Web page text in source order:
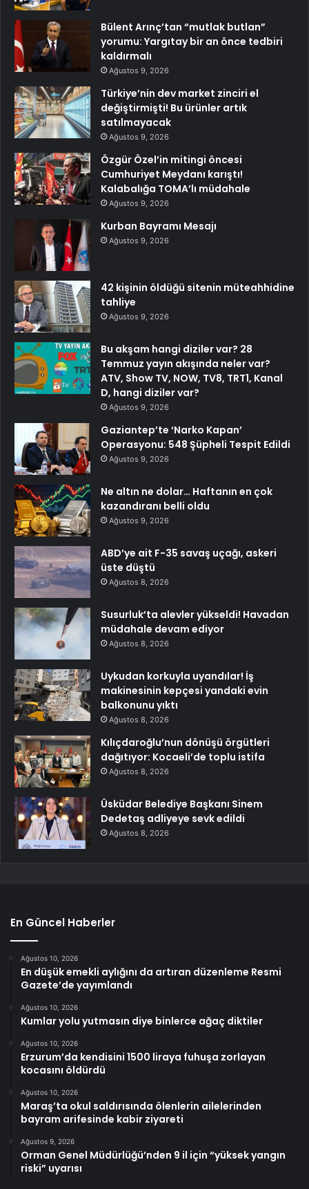
Bülent Arınç’tan “mutlak butlan”
yorumu: Yargıtay bir an önce tedbiri
kaldırmalı
Ağustos 9, 2026
Türkiye’nin dev market zinciri el
değiştirmişti! Bu ürünler artık
satılmayacak
Ağustos 9, 2026
Özgür Özel’in mitingi öncesi
Cumhuriyet Meydanı karıştı!
Kalabalığa TOMA’lı müdahale
Ağustos 9, 2026
Kurban Bayramı Mesajı
Ağustos 9, 2026
42 kişinin öldüğü sitenin müteahhidine
tahliye
Ağustos 9, 2026
Bu akşam hangi diziler var? 28
Temmuz yayın akışında neler var?
ATV, Show TV, NOW, TV8, TRT1, Kanal
D, hangi diziler var?
Ağustos 9, 2026
Gaziantep’te ‘Narko Kapan’
Operasyonu: 548 Şüpheli Tespit Edildi
Ağustos 9, 2026
Ne altın ne dolar… Haftanın en çok
kazandıranı belli oldu
Ağustos 9, 2026
ABD’ye ait F-35 savaş uçağı, askeri
üste düştü
Ağustos 8, 2026
Susurluk’ta alevler yükseldi! Havadan
müdahale devam ediyor
Ağustos 8, 2026
Uykudan korkuyla uyandılar! İş
makinesinin kepçesi yandaki evin
balkonunu yıktı
Ağustos 8, 2026
Kılıçdaroğlu’nun dönüşü örgütleri
dağıtıyor: Kocaeli’de toplu istifa
Ağustos 8, 2026
Üsküdar Belediye Başkanı Sinem
Dedetaş adliyeye sevk edildi
Ağustos 8, 2026
En Güncel Haberler
Ağustos 10, 2026
En düşük emekli aylığını da artıran düzenleme Resmi
Gazete’de yayımlandı
Ağustos 10, 2026
Kumlar yolu yutmasın diye binlerce ağaç diktiler
Ağustos 10, 2026
Erzurum’da kendisini 1500 liraya fuhuşa zorlayan
kocasını öldürdü
Ağustos 10, 2026
Maraş’ta okul saldırısında ölenlerin ailelerinden
bayram arifesinde kabir ziyareti
Ağustos 9, 2026
Orman Genel Müdürlüğü’nden 9 il için “yüksek yangın
riski” uyarısı